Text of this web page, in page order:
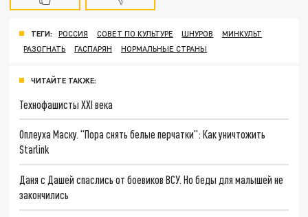
ТЕГИ: РОССИЯ СОВЕТ ПО КУЛЬТУРЕ ШНУРОВ
МИНКУЛЬТ
РАЗОГНАТЬ
ГАСПАРЯН НОРМАЛЬНЫЕ СТРАНЫ
ЧИТАЙТЕ ТАКЖЕ:
Технофашисты XXI века
Оплеуха Маску. "Пора снять белые перчатки": Как уничтожить
Starlink
Даня с Дашей спаслись от боевиков ВСУ. Но беды для малышей не
закончились